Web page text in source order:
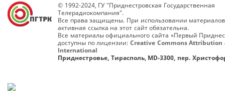
© 1992-2024, ГУ "Приднестровская Государственная
Телерадиокомпания".
Все права защищены. При использовании
активная ссылка на этот сайт обязательна.
Все материалы официального сайта «Первый
доступны по лицензии: Creative Commons Attribution
International
Приднестровье, Тирасполь, MD-3300, пер.